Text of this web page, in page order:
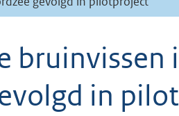
bruinvissen
in